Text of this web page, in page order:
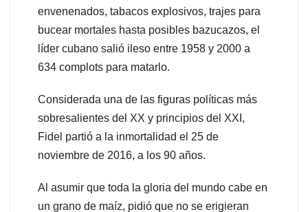
envenenados, tabacos explosivos, trajes para
bucear mortales hasta posibles bazucazos, el
líder cubano salió ileso entre 1958 y 2000 a
634 complots para matarlo.
Considerada una de las figuras políticas más
sobresalientes del XX y principios del XXI,
Fidel partió a la inmortalidad el 25 de
noviembre de 2016, a los 90 años.
Al asumir que toda la gloria del mundo cabe en
un grano de maíz, pidió que no se erigieran